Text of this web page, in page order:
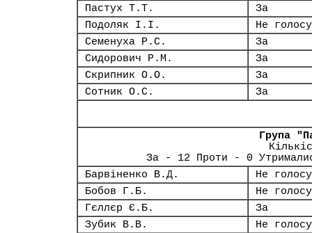
Пастух Т.Т.
За
Подоляк І.І.
Не
Семенуха Р.С.
За
Сидорович Р.М.
За
Скрипник О.О.
За
Сотник О.С.
За
Група
За - 12 Проти - 0
Барвіненко В.Д.
Не
Бобов Г.Б.
Не
Гєллєр Є.Б.
За
Зубик В.В.
Не